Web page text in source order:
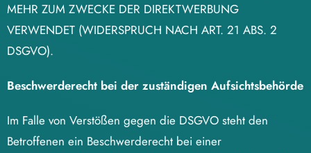
MEHR ZUM ZWECKE DER DIREKTWERBUNG
VERWENDET (WIDERSPRUCH NACH ART. 21 ABS. 2
DSGVO).
Beschwerderecht bei der zuständigen Aufsichtsbehörde
Im Falle von Verstößen gegen die DSGVO steht den
Betroffenen ein Beschwerderecht bei einer